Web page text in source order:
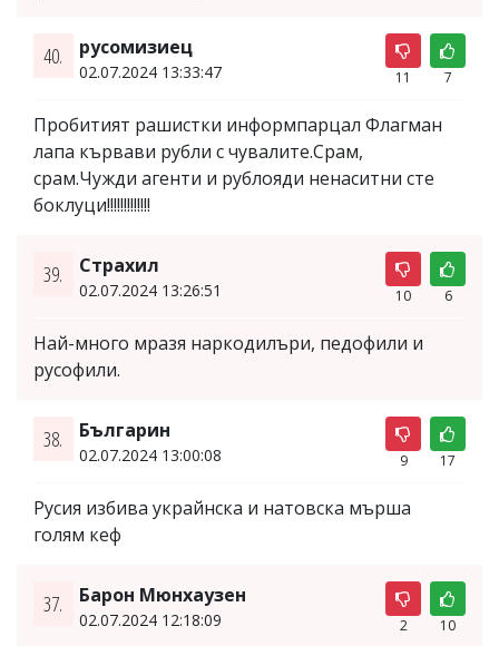
40. русомизиец
02.07.2024 13:33:47 11 7
Пробитият рашистки информпарцал Флагман
лапа кървави рубли с чувалите.Срам,
срам.Чужди агенти и рублояди ненаситни сте
боклуци!!!!!!!!!!!!!
39. Страхил
02.07.2024 13:26:51 10 6
Най-много мразя наркодилъри, педофили и
русофили.
38. Българин
02.07.2024 13:00:08 9 17
Русия избива украйнска и натовска мърша
голям кеф
37. Барон Мюнхаузен
02.07.2024 12:18:09 2 10